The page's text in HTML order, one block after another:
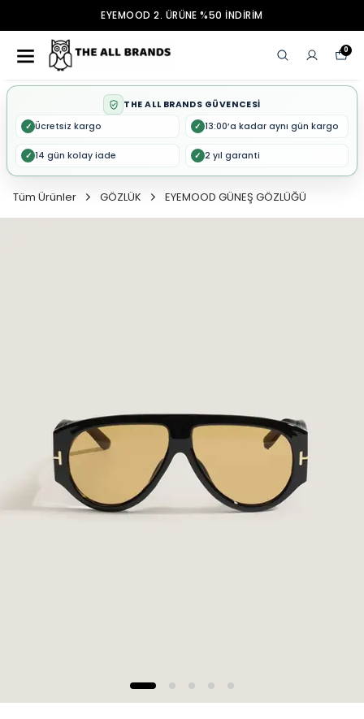
EYEMOOD 2. ÜRÜNE %50 İNDİRİM
0
THE ALL BRANDS GÜVENCESİ
✓ Ücretsiz kargo ✓ 13:00’a kadar aynı gün kargo
✓ 14 gün kolay iade ✓ 2 yıl garanti
Tüm Ürünler GÖZLÜK EYEMOOD GÜNEŞ GÖZLÜĞÜ